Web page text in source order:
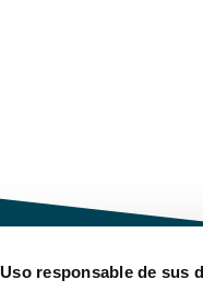
Uso responsable de sus